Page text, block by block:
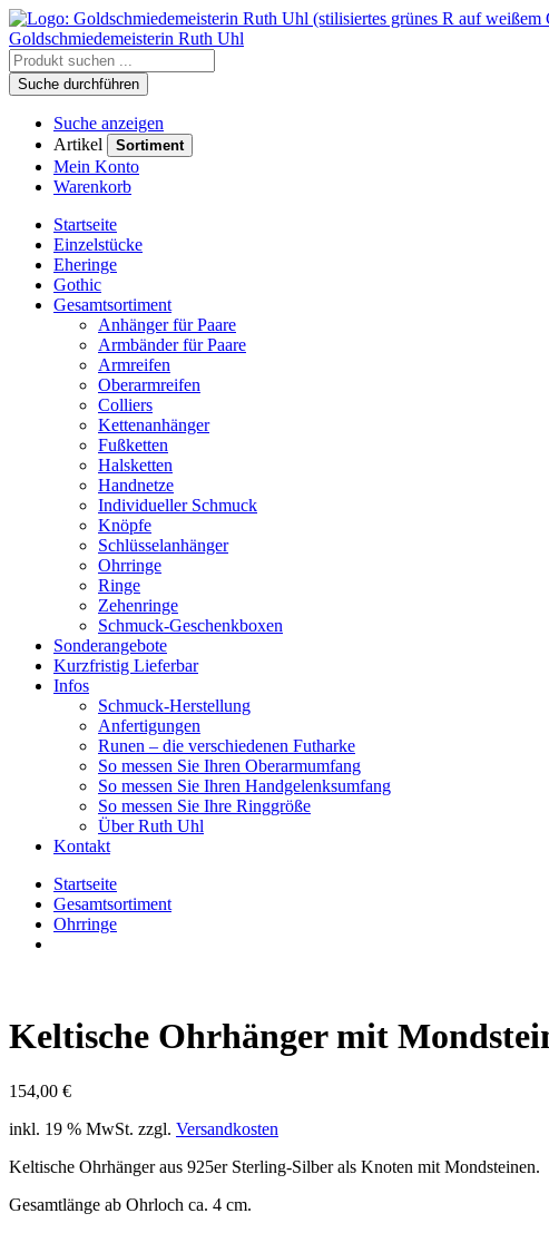
Goldschmiedemeisterin Ruth Uhl
Suche durchführen
Suche anzeigen
Artikel
Sortiment
Mein Konto
Warenkorb
Startseite
Einzelstücke
Eheringe
Gothic
Gesamtsortiment
Anhänger für Paare
Armbänder für Paare
Armreifen
Oberarmreifen
Colliers
Kettenanhänger
Fußketten
Halsketten
Handnetze
Individueller Schmuck
Knöpfe
Schlüsselanhänger
Ohrringe
Ringe
Zehenringe
Schmuck-Geschenkboxen
Sonderangebote
Kurzfristig Lieferbar
Infos
Schmuck-Herstellung
Anfertigungen
Runen – die verschiedenen Futharke
So messen Sie Ihren Oberarmumfang
So messen Sie Ihren Handgelenksumfang
So messen Sie Ihre Ringgröße
Über Ruth Uhl
Kontakt
Startseite
Gesamtsortiment
Ohrringe
Keltische Ohrhänger mit
154,00 €
inkl. 19 % MwSt. zzgl. Versandkosten
Keltische Ohrhänger aus 925er Sterling-Silber als Knoten mit Mondsteinen.
Gesamtlänge ab Ohrloch ca. 4 cm.